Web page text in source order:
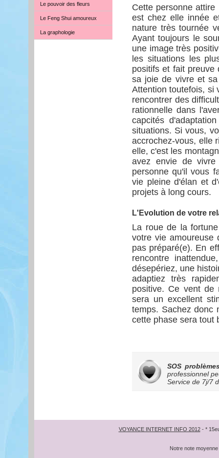
Le pouvoir des fleurs
Le Feng Shui amoureux
La graphologie
Cette personne
est chez elle innée
nature très tournée
Ayant toujours le
une image très
les situations les
positifs et fait preuve
sa joie de vivre et
Attention toutefois, si
rencontrer des
rationnelle dans
capcités
situations. Si vous,
accrochez-vous, elle
elle, c'est les
avez envie de vivre
personne qu'il vous
vie pleine d'élan et
projets à long cours.
L'Evolution de votre
La roue de la
votre vie amoureuse
pas préparé(e). En
rencontre
désepériez, une
adaptiez très
positive. Ce vent de
sera un excellent
temps. Sachez donc
cette phase sera tout
SOS
professionnel
Service de 7j/7
VOYANCE INTERNET INFO 2012- *
Notre note